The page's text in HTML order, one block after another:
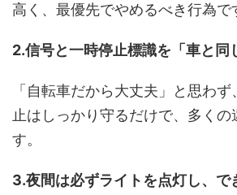
高く、最優先でやめるべき行為で
2.信号と一時停止標識を「車と同
「自転車だから大丈夫」と思わ
止はしっかり守るだけで、多くの
す。
3.夜間は必ずライトを点灯し、で